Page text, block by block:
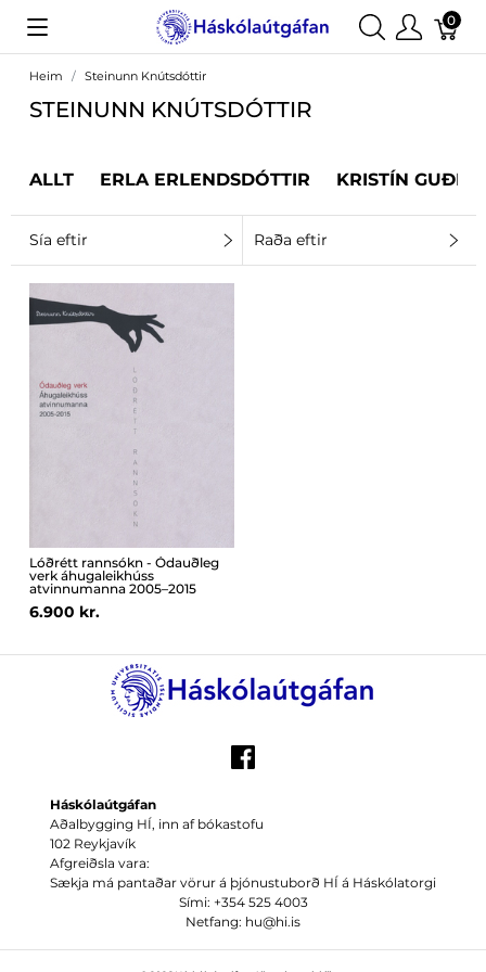
0
Heim Steinunn Knútsdóttir
STEINUNN KNÚTSDÓTTIR
ALLT ERLA ERLENDSDÓTTIR KRISTÍN
Sía eftir Raða eftir
Lóðrétt rannsókn - Ódauðleg
verk áhugaleikhúss
atvinnumanna 2005–2015
6.900 kr.
Háskólaútgáfan
Aðalbygging HÍ, inn af bókastofu
102 Reykjavík
Afgreiðsla vara:
Sækja má pantaðar vörur á þjónustuborð HÍ á Háskólatorgi
Sími: +354 525 4003
Netfang: hu@hi.is